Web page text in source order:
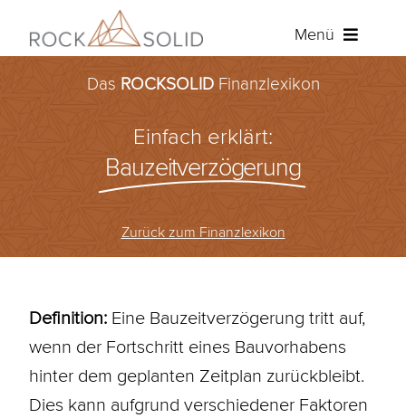
Inhalt
Menü
Baufinanzierung
Ratenkredit
Über ROCKSOLID
Angebot anfordern
Kundenportal
Das ROCKSOLIDFinanzlexikon
Einfach erklärt:
Bauzeitverzögerung
Zurück zum Finanzlexikon
Definition:Eine Bauzeitverzögerung tritt auf,
wenn der Fortschritt eines Bauvorhabens
hinter dem geplanten Zeitplan zurückbleibt.
Dies kann aufgrund verschiedener Faktoren